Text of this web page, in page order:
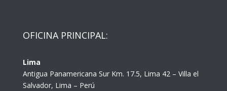
OFICINA PRINCIPAL:
Lima
Antigua Panamericana Sur Km. 17.5, Lima 42 – Villa el
Salvador, Lima – Perú